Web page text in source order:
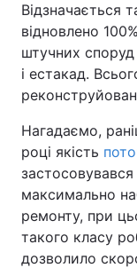
Відзначається
відновлено
штучних споруд
і естакад.
Нагадаємо,
році якість
максимально
ремонту, при
такого класу
дозволило